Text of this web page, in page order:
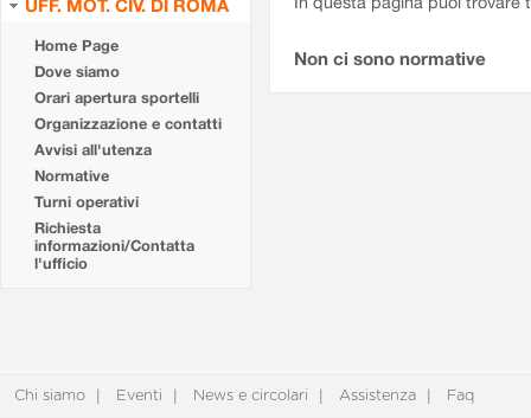
UFF. MOT. CIV. DI ROMA
Home Page
Dove siamo
Orari apertura sportelli
Organizzazione e contatti
Avvisi all'utenza
Normative
Turni operativi
Richiesta
informazioni/Contatta
l'ufficio
Non ci sono normative
Chi siamo Eventi News e circolari Assistenza Faq